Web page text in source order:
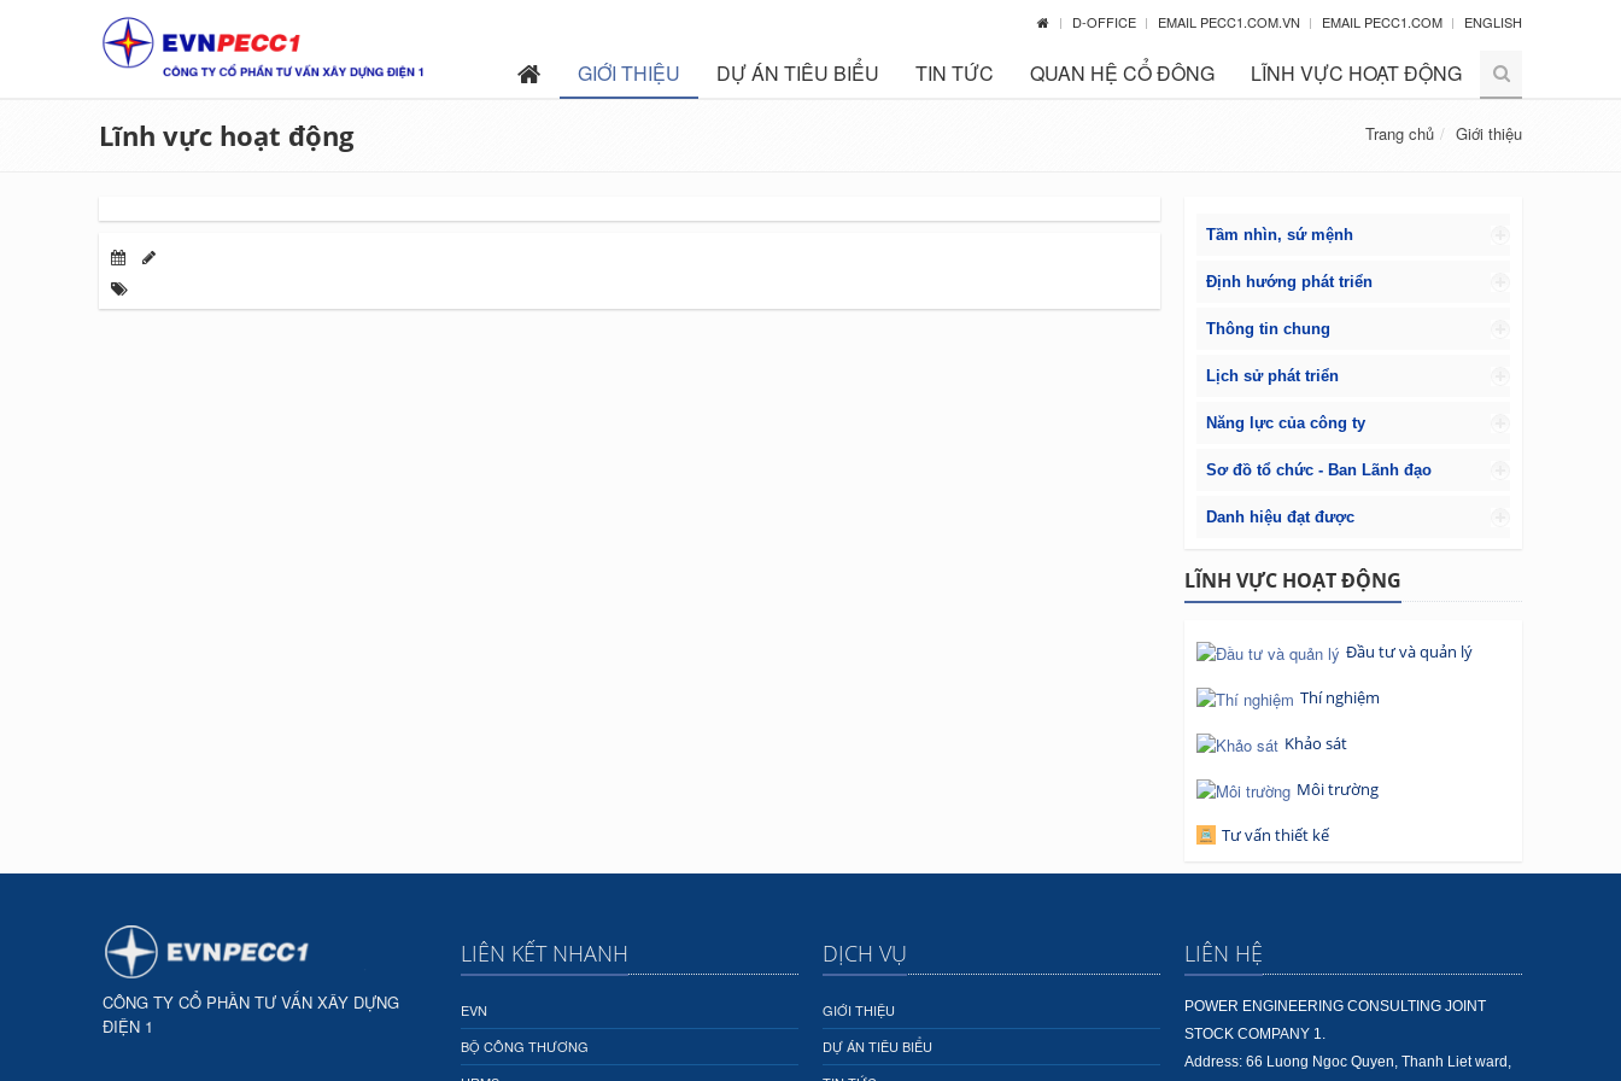
D-OFFICE EMAIL PECC1.COM.VN EMAIL PECC1.COM ENGLISH
GIỚI THIỆU DỰ ÁN TIÊU BIỂU TIN TỨC QUAN HỆ CỔ ĐÔNG LĨNH VỰC HOẠT ĐỘNG
Lĩnh vực hoạt động Trang chủ Giới thiệu
Tầm nhìn, sứ mệnh
Định hướng phát triển
Thông tin chung
Lịch sử phát triển
Năng lực của công ty
Sơ đồ tổ chức - Ban Lãnh đạo
Danh hiệu đạt được
LĨNH VỰC HOẠT ĐỘNG
Đầu tư và quản lý
Thí nghiệm
Khảo sát
Môi trường
Tư vấn thiết kế
CÔNG TY CỔ PHẦN TƯ VẤN XÂY DỰNG
ĐIỆN 1
LIÊN KẾT NHANH
EVN
BỘ CÔNG THƯƠNG
DỊCH VỤ
GIỚI THIỆU
DỰ ÁN TIÊU BIỂU
LIÊN HỆ
POWER ENGINEERING CONSULTING JOINT
STOCK COMPANY 1.
Address: 66 Luong Ngoc Quyen, Thanh Liet ward,